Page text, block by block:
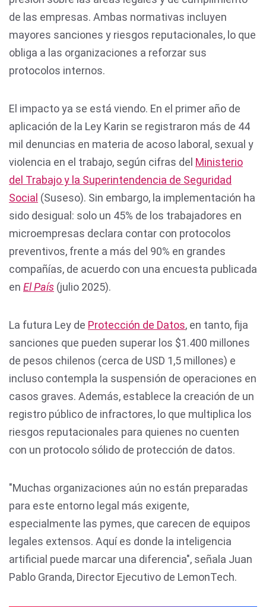
de las empresas. Ambas normativas incluyen
mayores sanciones y riesgos reputacionales, lo que
obliga a las organizaciones a reforzar sus
protocolos internos.
El impacto ya se está viendo. En el primer año de
aplicación de la Ley Karin se registraron más de 44
mil denuncias en materia de acoso laboral, sexual y
violencia en el trabajo, según cifras del Ministerio
del Trabajo y la Superintendencia de Seguridad
Social (Suseso). Sin embargo, la implementación ha
sido desigual: solo un 45% de los trabajadores en
microempresas declara contar con protocolos
preventivos, frente a más del 90% en grandes
compañías, de acuerdo con una encuesta publicada
en El País (julio 2025).
La futura Ley de Protección de Datos, en tanto, fija
sanciones que pueden superar los $1.400 millones
de pesos chilenos (cerca de USD 1,5 millones) e
incluso contempla la suspensión de operaciones en
casos graves. Además, establece la creación de un
registro público de infractores, lo que multiplica los
riesgos reputacionales para quienes no cuenten
con un protocolo sólido de protección de datos.
"Muchas organizaciones aún no están preparadas
para este entorno legal más exigente,
especialmente las pymes, que carecen de equipos
legales extensos. Aquí es donde la inteligencia
artificial puede marcar una diferencia", señala Juan
Pablo Granda, Director Ejecutivo de LemonTech.